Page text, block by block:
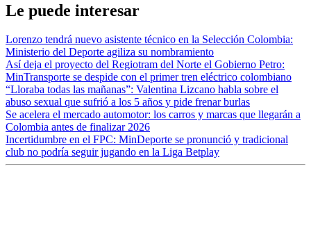
Le puede interesar
Lorenzo tendrá nuevo asistente técnico en la Selección Colombia:
Ministerio del Deporte agiliza su nombramiento
Así deja el proyecto del Regiotram del Norte el Gobierno Petro:
MinTransporte se despide con el primer tren eléctrico colombiano
“Lloraba todas las mañanas”: Valentina Lizcano habla sobre el
abuso sexual que sufrió a los 5 años y pide frenar burlas
Se acelera el mercado automotor: los carros y marcas que llegarán a
Colombia antes de finalizar 2026
Incertidumbre en el FPC: MinDeporte se pronunció y tradicional
club no podría seguir jugando en la Liga Betplay